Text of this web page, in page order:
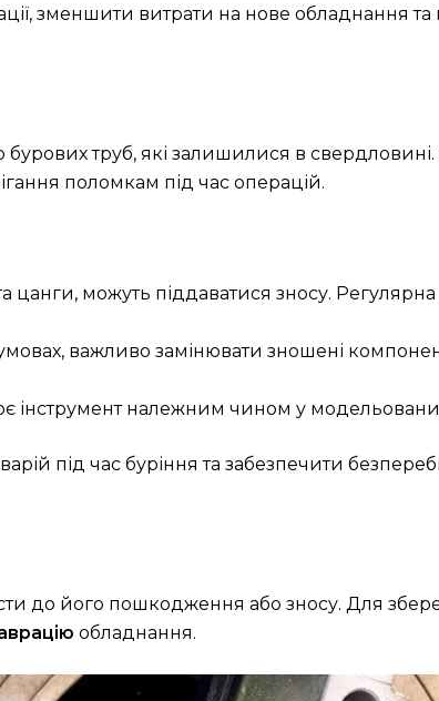
зменшити витрати на нове обладнання
труб, які залишилися в
поломкам під час операцій.
цанги, можуть піддаватися зносу.
важливо замінювати зношені
інструмент належним чином у
під час буріння та забезпечити
до його пошкодження або зносу. Для
обладнання.